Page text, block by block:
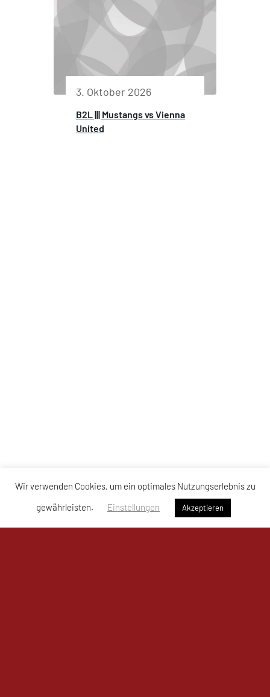
3. Oktober 2026
B2L ||| Mustangs vs Vienna
United
Wir verwenden Cookies, um ein optimales Nutzungserlebnis zu
gewährleisten.
Einstellungen Akzeptieren